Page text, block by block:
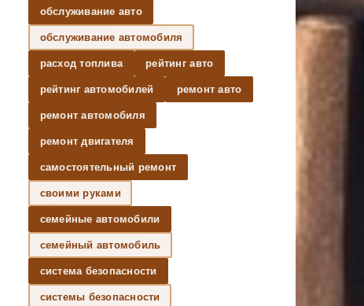
обслуживание авто
обслуживание автомобиля
расход топлива рейтинг авто
рейтинг автомобилей ремонт авто
ремонт автомобиля
ремонт двигателя
самостоятельный ремонт
своими руками
семейные автомобили
семейный автомобиль
система безопасности
системы безопасности